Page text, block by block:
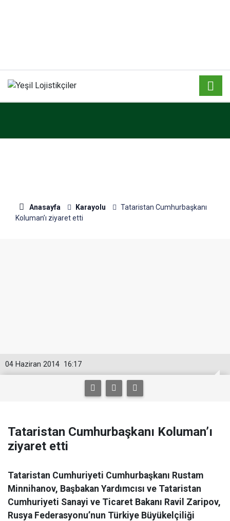
Anasayfa Karayolu
Tataristan Cumhurbaşkanı
Koluman’ı ziyaret etti
16:17
04 Haziran 2014
Tataristan Cumhurbaşkanı Koluman’ı
ziyaret etti
Tataristan Cumhuriyeti Cumhurbaşkanı Rustam
Minnihanov, Başbakan Yardımcısı ve Tataristan
Cumhuriyeti Sanayi ve Ticaret Bakanı Ravil Zaripov,
Rusya Federasyonu’nun Türkiye Büyükelçiliği